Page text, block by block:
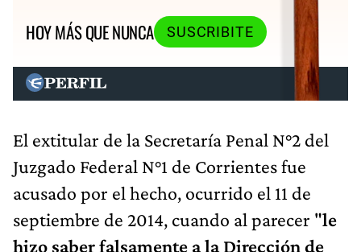
HOY MÁS QUE NUNCA
SUSCRIBITE
El extitular de la Secretaría Penal N°2 del
Juzgado Federal N°1 de Corrientes fue
acusado por el hecho, ocurrido el 11 de
septiembre de 2014, cuando al parecer "le
hizo saber falsamente a la Dirección de